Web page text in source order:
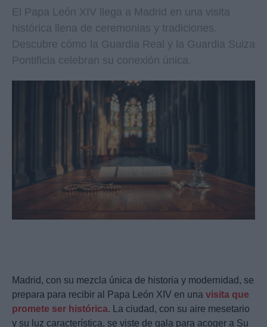
El Papa León XIV llega a Madrid en una visita
histórica llena de ceremonias y tradiciones.
Descubre cómo la Guardia Real y la Guardia Suiza
Pontificia celebran su conexión única.
Madrid, con su mezcla única de historia y modernidad, se
prepara para recibir al Papa León XIV en una visita que
promete ser histórica. La ciudad, con su aire mesetario
y su luz característica, se viste de gala para acoger a Su